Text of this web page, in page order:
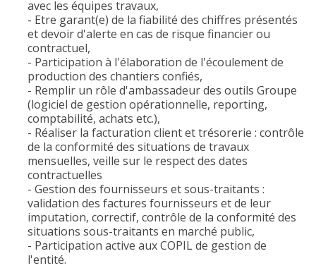
avec les équipes travaux,
- Etre garant(e) de la fiabilité des chiffres présentés
et devoir d'alerte en cas de risque financier ou
contractuel,
- Participation à l'élaboration de l'écoulement de
production des chantiers confiés,
- Remplir un rôle d'ambassadeur des outils Groupe
(logiciel de gestion opérationnelle, reporting,
comptabilité, achats etc.),
- Réaliser la facturation client et trésorerie : contrôle
de la conformité des situations de travaux
mensuelles, veille sur le respect des dates
contractuelles
- Gestion des fournisseurs et sous-traitants :
validation des factures fournisseurs et de leur
imputation, correctif, contrôle de la conformité des
situations sous-traitants en marché public,
- Participation active aux COPIL de gestion de
l'entité.